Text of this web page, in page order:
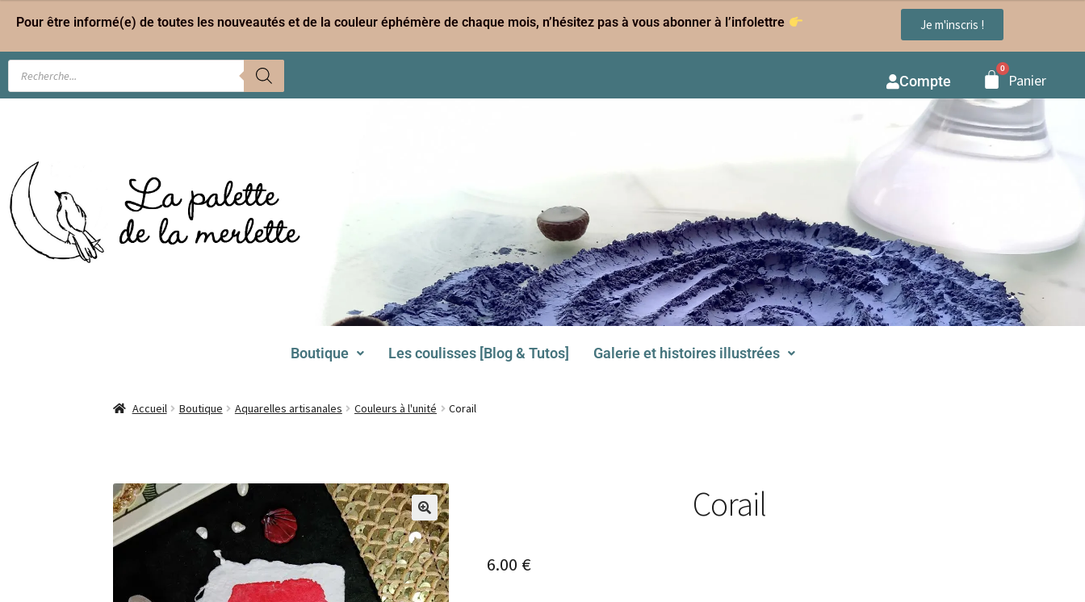
Pour être informé(e) de toutes les nouveautés et de la couleur éphémère de chaque mois, n’hésitez pas à vous abonner à l’infolettre Je m'inscris !
Compte Panier
Boutique Les coulisses [Blog & Tutos] Galerie et histoires illustrées
Accueil Boutique Aquarelles artisanales Couleurs à l'unité Corail
🔍
Corail
6.00 €